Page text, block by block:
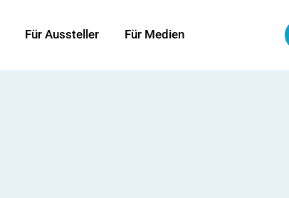
Für Aussteller Für Medien